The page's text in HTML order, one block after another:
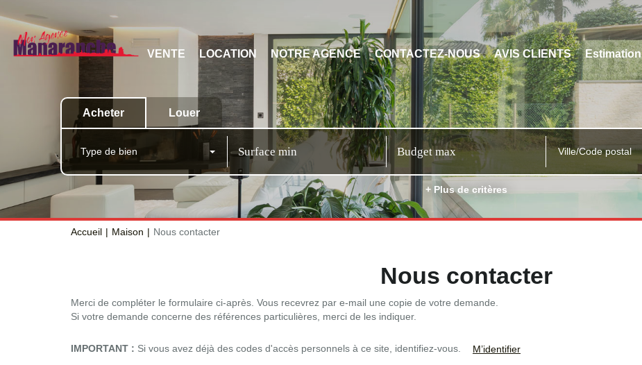
VENTE LOCATION NOTRE AGENCE CONTACTEZ-NOUS AVIS CLIENTS Estimation
Acheter Louer
Type de bien Ville/Code postal
+ Plus de critères
Accueil Maison Nous contacter
Nous contacter
Merci de compléter le formulaire ci-après. Vous recevrez par e-mail une copie de votre demande.
Si votre demande concerne des références particulières, merci de les indiquer.
IMPORTANT : Si vous avez déjà des codes d'accès personnels à ce site, identifiez-vous. M’identifier